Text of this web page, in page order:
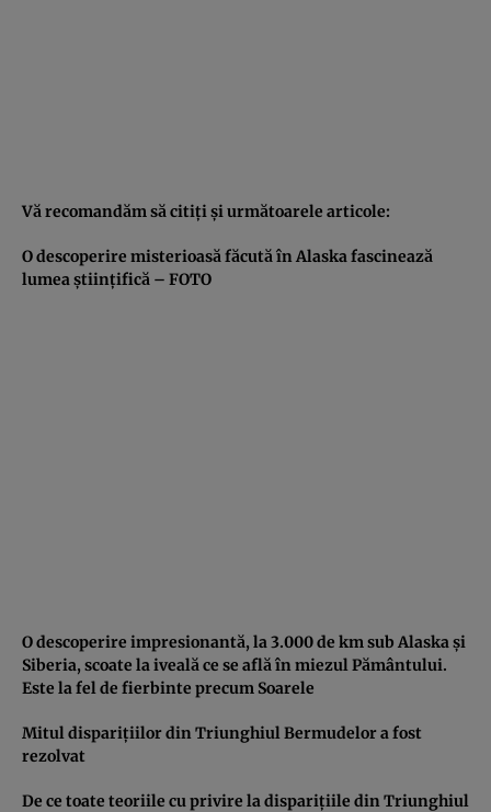
Vă recomandăm să citiţi şi următoarele articole:
O descoperire misterioasă făcută în Alaska fascinează
lumea ştiinţifică – FOTO
O descoperire impresionantă, la 3.000 de km sub Alaska şi
Siberia, scoate la iveală ce se află în miezul Pământului.
Este la fel de fierbinte precum Soarele
Mitul dispariţiilor din Triunghiul Bermudelor a fost
rezolvat
De ce toate teoriile cu privire la dispariţiile din Triunghiul